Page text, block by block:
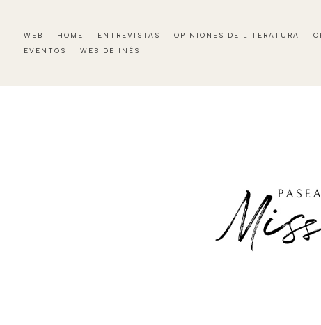
WEB HOME ENTREVISTAS OPINIONES DE LITERATURA
EVENTOS
WEB DE INÉS